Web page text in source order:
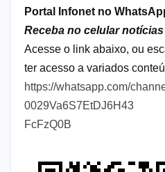
Portal Infonet no
Receba no celular
Acesse o link abaixo, ou
ter acesso a variados
https://whatsapp.com/
0029Va6S7EtDJ6H43
FcFzQ0B